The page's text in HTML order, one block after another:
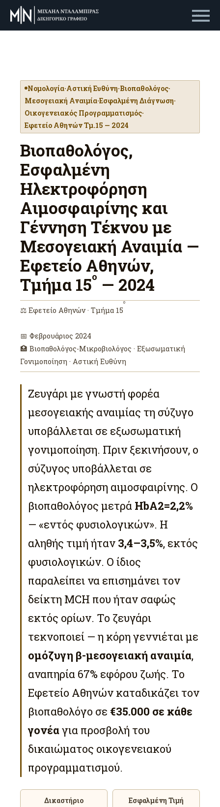
Primary Menu
Νομολογία·Αστική Ευθύνη·Βιοπαθολόγος·
Μεσογειακή Αναιμία·Εσφαλμένη Διάγνωση·
Οικογενειακός Προγραμματισμός·
Εφετείο Αθηνών Τμ.15 — 2024
Βιοπαθολόγος,
Εσφαλμένη
Ηλεκτροφόρηση
Αιμοσφαιρίνης και
Γέννηση Τέκνου με
Μεσογειακή Αναιμία —
Εφετείο Αθηνών,
Τμήμα 15ο — 2024
⚖ Εφετείο Αθηνών · Τμήμα 15
ο
📅 Φεβρουάριος 2024
🏥 Βιοπαθολόγος-Μικροβιολόγος · Εξωσωματική
Γονιμοποίηση · Αστική Ευθύνη
Ζευγάρι με γνωστή φορέα
μεσογειακής αναιμίας τη σύζυγο
υποβάλλεται σε εξωσωματική
γονιμοποίηση. Πριν ξεκινήσουν, ο
σύζυγος υποβάλλεται σε
ηλεκτροφόρηση αιμοσφαιρίνης. Ο
βιοπαθολόγος μετρά HbA2=2,2%
— «εντός φυσιολογικών». Η
αληθής τιμή ήταν 3,4–3,5%, εκτός
φυσιολογικών. Ο ίδιος
παραλείπει να επισημάνει τον
δείκτη MCH που ήταν σαφώς
εκτός ορίων. Το ζευγάρι
τεκνοποιεί — η κόρη γεννιέται με
ομόζυγη β-μεσογειακή αναιμία,
αναπηρία 67% εφόρου ζωής. Το
Εφετείο Αθηνών καταδικάζει τον
βιοπαθολόγο σε €35.000 σε κάθε
γονέαγια προσβολή του
δικαιώματος οικογενειακού
προγραμματισμού.
Δικαστήριο
Εσφαλμένη Τιμή